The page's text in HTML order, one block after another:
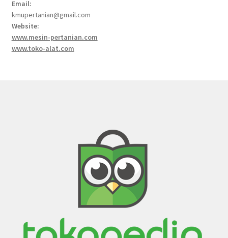
Email:
kmupertanian@gmail.com
Website:
www.mesin-pertanian.com
www.toko-alat.com